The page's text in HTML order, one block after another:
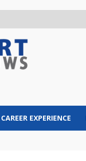
CAREER EXPERIENCE